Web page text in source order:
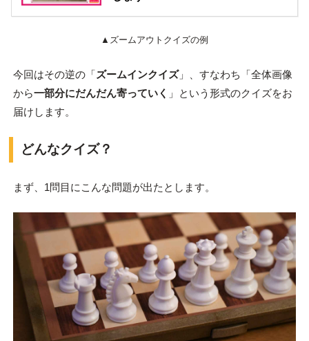
▲ズームアウトクイズの例
今回はその逆の「ズームインクイズ」、すなわち「全体画像
から一部分にだんだん寄っていく 」という形式のクイズをお
届けします。
どんなクイズ？
まず、1問目にこんな問題が出たとします。